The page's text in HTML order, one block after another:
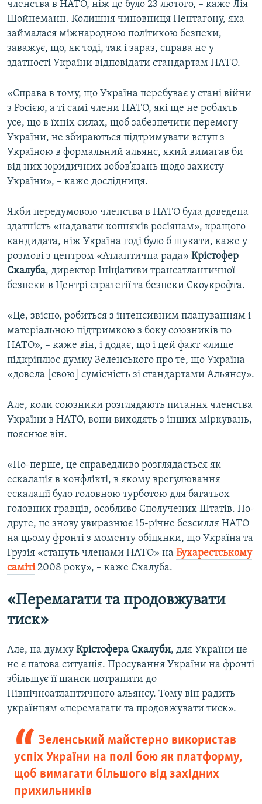
членства в НАТО, ніж це було 23 лютого, – каже Лія
Шойнеманн. Колишня чиновниця Пентагону, яка
займалася міжнародною політикою безпеки,
заважує, що, як тоді, так і зараз, справа не у
здатності України відповідати стандартам НАТО.
«Справа в тому, що Україна перебуває у стані війни
з Росією, а ті самі члени НАТО, які ще не роблять
усе, що в їхніх силах, щоб забезпечити перемогу
України, не збираються підтримувати вступ з
Україною в формальний альянс, який вимагав би
від них юридичних зобов’язань щодо захисту
України», – каже дослідниця.
Якби передумовою членства в НАТО була доведена
здатність «надавати копняків росіянам», кращого
кандидата, ніж Україна годі було б шукати, каже у
розмові з центром «Атлантична рада» Крістофер
Скалуба, директор Ініціативи трансатлантичної
безпеки в Центрі стратегії та безпеки Скоукрофта.
«Це, звісно, робиться з інтенсивним плануванням і
матеріальною підтримкою з боку союзників по
НАТО», – каже він, і додає, що і цей факт «лише
підкріплює думку Зеленського про те, що Україна
«довела [свою] сумісність зі стандартами Альянсу».
Але, коли союзники розглядають питання членства
України в НАТО, вони виходять з інших міркувань,
пояснює він.
«По-перше, це справедливо розглядається як
ескалація в конфлікті, в якому врегулювання
ескалації було головною турботою для багатьох
головних гравців, особливо Сполучених Штатів. По-
друге, це знову увиразнює 15-річне безсилля НАТО
на цьому фронті з моменту обіцянки, що Україна та
Грузія «стануть членами НАТО» на Бухарестському
саміті2008 року», – каже Скалуба.
«Перемагати та продовжувати
тиск»
Але, на думку Крістофера Скалуби, для України це
не є патова ситуація. Просування України на фронті
збільшує її шанси потрапити до
Північноатлантичного альянсу. Тому він радить
українцям «перемагати та продовжувати тиск».
Зеленський майстерно використав
успіх України на полі бою як платформу,
щоб вимагати більшого від західних
прихильників